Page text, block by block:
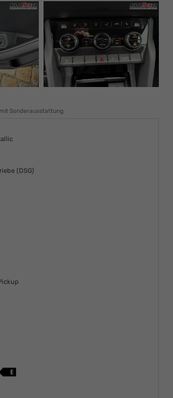
Sonderausstattung
(DSG)